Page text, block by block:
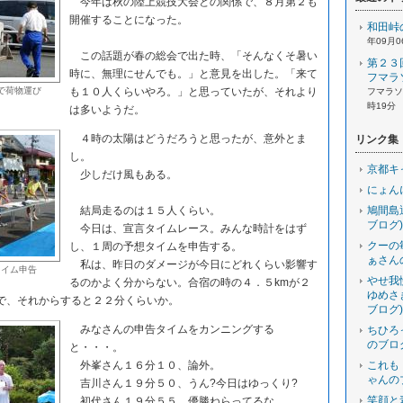
荷物運び
開催することになった。
この話題が春の総会で出た時、「そんなくそ暑い
時に、無理にせんでも。」と意見を出した。「来て
も１０人くらいやろ。」と思っていたが、それより
は多いようだ。
ム申告
４時の太陽はどうだろうと思ったが、意外とま
し。
少しだけ風もある。
結局走るのは１５人くらい。
今日は、宣言タイムレース。みんな時計をはず
し、１周の予想タイムを申告する。
私は、昨日のダメージが今日にどれくらい影響す
るのかよく分からない。合宿の時の４．５kmが２
それからすると２２分くらいか。
みなさんの申告タイムをカンニングする
と・・・。
外峯さん１６分１０、論外。
吉川さん１９分５０、うん?今日はゆっくり?
和田峠
年09月
第２３
フマラ
フマラ
時19分
リンク集
京都キ
にょん
鳩間島
ブログ)
クーの
ぁさん
やせ我
ゆめさ
ブログ)
ちひろ
のブロ
これも
ゃんの
笑顔と